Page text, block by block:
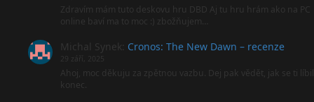
Zdravím mám tuto deskovu hru DBD Aj tu hru hrám ako na PC
online baví ma to moc :) zbožňujem…
Michal Synek Cronos: The New Dawn – recenze
29 září, 2025
Ahoj, moc děkuju za zpětnou vazbu. Dej pak vědět, jak se ti líbil
konec.